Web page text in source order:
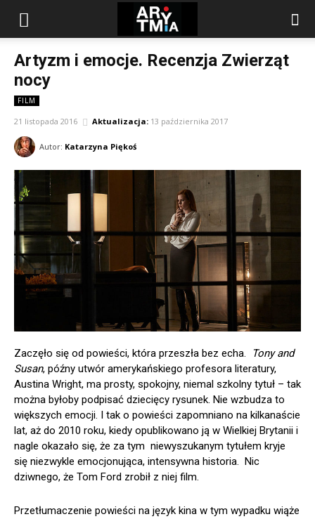
arytmia.eu
Artyzm i emocje. Recenzja Zwierząt
nocy
FILM
21 listopada 2016 Aktualizacja: 13 października 2017
Autor: Katarzyna Piękoś
Zaczęło się od powieści, która przeszła bez echa.
Tony and
Susan, późny utwór amerykańskiego profesora literatury,
Austina Wright, ma prosty, spokojny, niemal szkolny tytuł – tak
można byłoby podpisać dziecięcy rysunek. Nie wzbudza to
większych emocji. I tak o powieści zapomniano na kilkanaście
lat, aż do 2010 roku, kiedy opublikowano ją w Wielkiej Brytanii i
nagle okazało się, że za tym niewyszukanym tytułem kryje
się niezwykle emocjonująca, intensywna historia. Nic
dziwnego, że Tom Ford zrobił z niej film.
Przetłumaczenie powieści na język kina w tym wypadku wiąże